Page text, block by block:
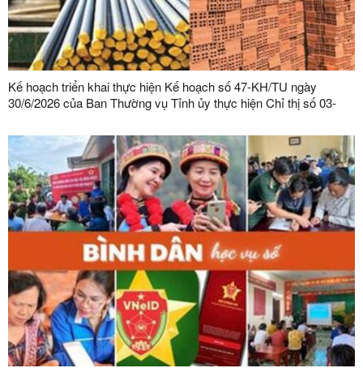
Kế hoạch triển khai thực hiện Kế hoạch số 47-KH/TU ngày
30/6/2026 của Ban Thường vụ Tỉnh ủy thực hiện Chỉ thị số 03-
đạo của Đảng đối với công tác quản lý, phát triển vật liệu xây
dựng trong giai đoạn mới